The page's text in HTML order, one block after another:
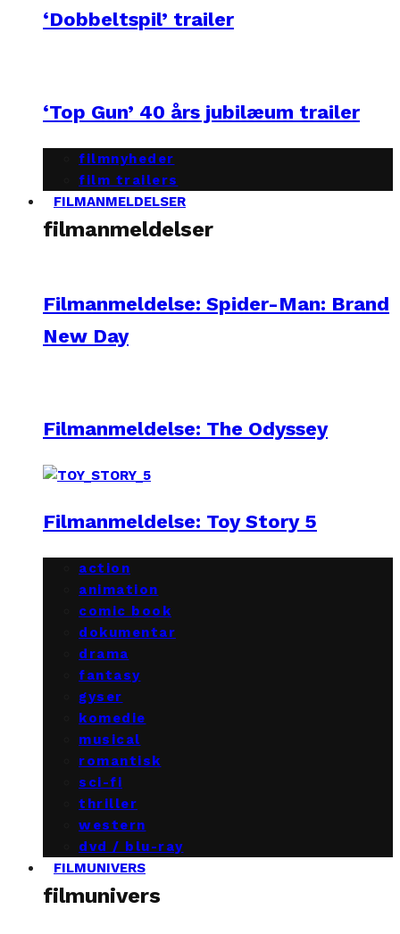
‘Dobbeltspil’ trailer
‘Top Gun’ 40 års jubilæum trailer
filmnyheder
film trailers
FILMANMELDELSER
filmanmeldelser
Filmanmeldelse: Spider-Man: Brand
New Day
Filmanmeldelse: The Odyssey
Filmanmeldelse: Toy Story 5
action
animation
comic book
dokumentar
drama
fantasy
gyser
komedie
musical
romantisk
sci-fi
thriller
western
dvd / blu-ray
FILMUNIVERS
filmunivers